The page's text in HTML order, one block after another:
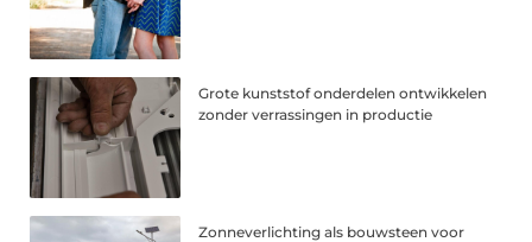
Grote kunststof onderdelen ontwikkelen
zonder verrassingen in productie
Zonneverlichting als bouwsteen voor